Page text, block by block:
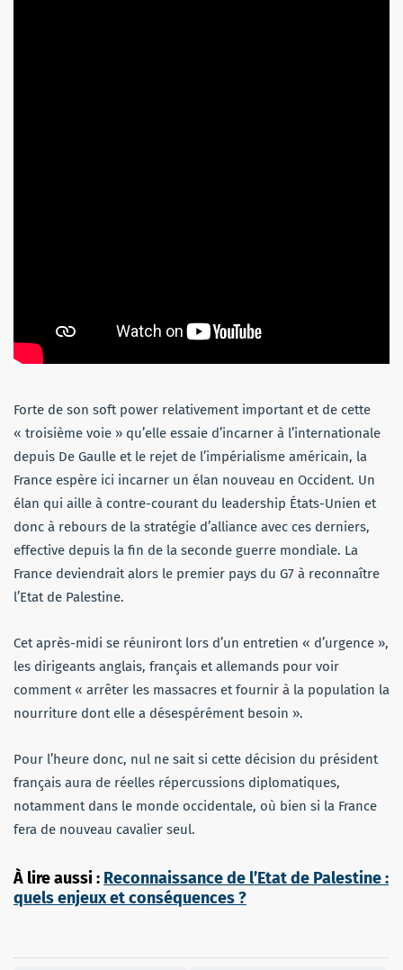
Forte de son soft power relativement important et de cette
« troisième voie » qu’elle essaie d’incarner à l’internationale
depuis De Gaulle et le rejet de l’impérialisme américain, la
France espère ici incarner un élan nouveau en Occident. Un
élan qui aille à contre-courant du leadership États-Unien et
donc à rebours de la stratégie d’alliance avec ces derniers,
effective depuis la fin de la seconde guerre mondiale. La
France deviendrait alors le premier pays du G7 à reconnaître
l’Etat de Palestine.
Cet après-midi se réuniront lors d’un entretien « d’urgence »,
les dirigeants anglais, français et allemands pour voir
comment « arrêter les massacres et fournir à la population la
nourriture dont elle a désespérément besoin ».
Pour l’heure donc, nul ne sait si cette décision du président
français aura de réelles répercussions diplomatiques,
notamment dans le monde occidentale, où bien si la France
fera de nouveau cavalier seul.
À lire aussi : Reconnaissance de l’Etat de Palestine :
quels enjeux et conséquences ?